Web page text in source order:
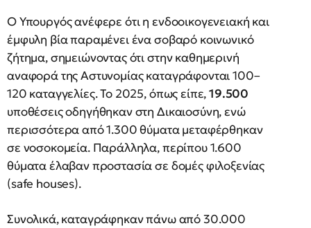
Ο Υπουργός ανέφερε ότι η ενδοοικογενειακή και
έμφυλη βία παραμένει ένα σοβαρό κοινωνικό
ζήτημα, σημειώνοντας ότι στην καθημερινή
αναφορά της Αστυνομίας καταγράφονται 100–
120 καταγγελίες. Το 2025, όπως είπε,19.500
υποθέσεις οδηγήθηκαν στη Δικαιοσύνη, ενώ
περισσότερα από 1.300 θύματα μεταφέρθηκαν
σε νοσοκομεία. Παράλληλα, περίπου 1.600
θύματα έλαβαν προστασία σε δομές φιλοξενίας
(safe houses).
Συνολικά, καταγράφηκαν πάνω από 30.000